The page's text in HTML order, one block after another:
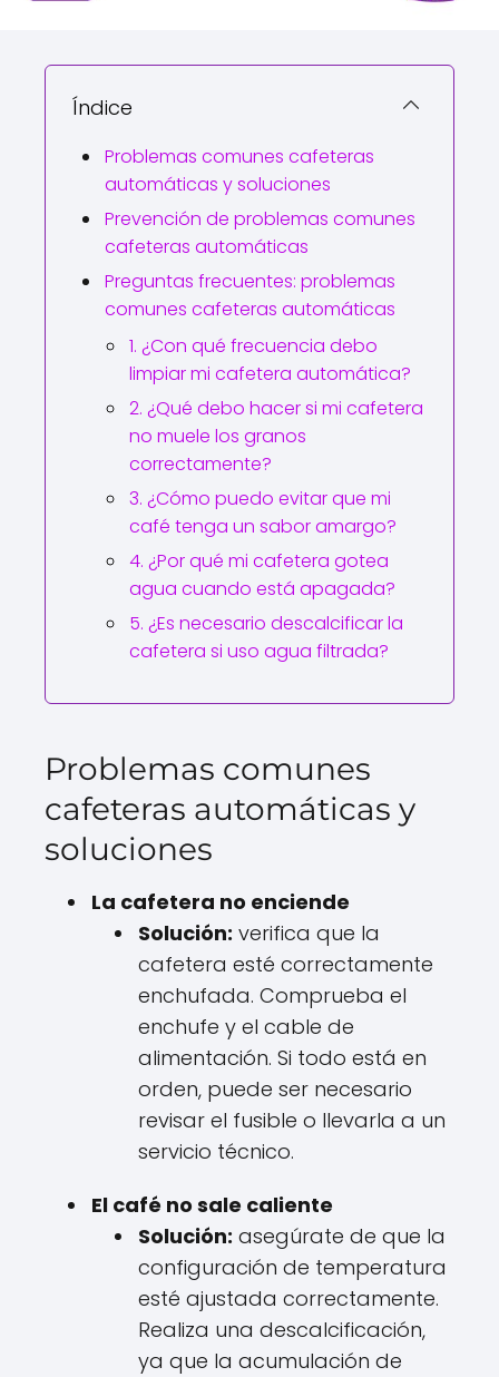
Índice
Problemas comunes cafeteras
automáticas y soluciones
Prevención de problemas comunes
cafeteras automáticas
Preguntas frecuentes: problemas
comunes cafeteras automáticas
1. ¿Con qué frecuencia debo
limpiar mi cafetera automática?
2. ¿Qué debo hacer si mi cafetera
no muele los granos
correctamente?
3. ¿Cómo puedo evitar que mi
café tenga un sabor amargo?
4. ¿Por qué mi cafetera gotea
agua cuando está apagada?
5. ¿Es necesario descalcificar la
cafetera si uso agua filtrada?
Problemas comunes
cafeteras automáticas y
soluciones
La cafetera no enciende
Solución: verifica que la
cafetera esté correctamente
enchufada. Comprueba el
enchufe y el cable de
alimentación. Si todo está en
orden, puede ser necesario
revisar el fusible o llevarla a un
servicio técnico.
El café no sale caliente
Solución: asegúrate de que la
configuración de temperatura
esté ajustada correctamente.
Realiza una descalcificación,
ya que la acumulación de